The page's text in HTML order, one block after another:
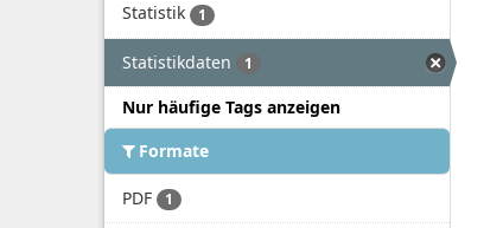
Statistik 1
Statistikdaten 1
Nur häufige Tags anzeigen
Formate
PDF 1